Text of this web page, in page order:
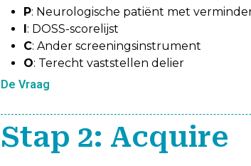
P: Neurologische patiënt met
: DOSS-scorelijst
C: Ander screeningsinstrument
O: Terecht vaststellen delier
De Vraag
Stap 2: Acquire